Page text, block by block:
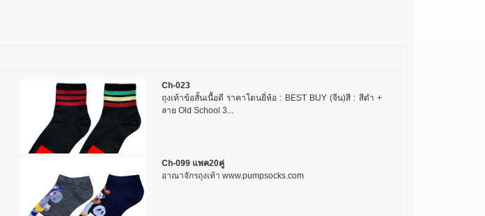
Ch-023
ถุงเท้าข้อสั้นเนื้อดี ราคาโดนยี่ห้อ : BEST BUY (จีน)สี : สีดำ +
ลาย Old School 3...
Ch-099 แพค20คู่
อาณาจักรถุงเท้า www.pumpsocks.com